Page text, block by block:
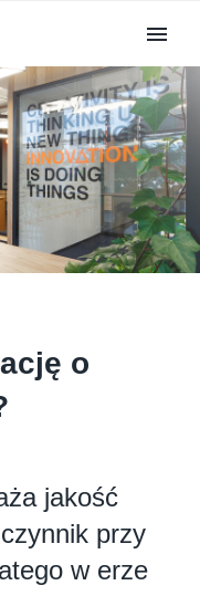
o
jakość
przy
w erze